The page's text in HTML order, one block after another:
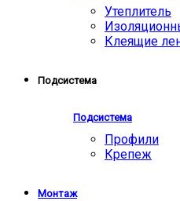
Утеплитель
Клеящие
Подсистема
Подсистема
Профили
Крепеж
Монтаж